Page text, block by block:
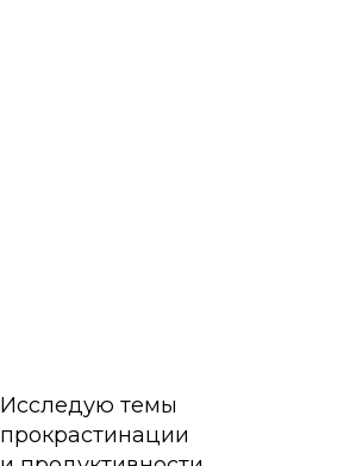
Исследую темы
прокрастинации